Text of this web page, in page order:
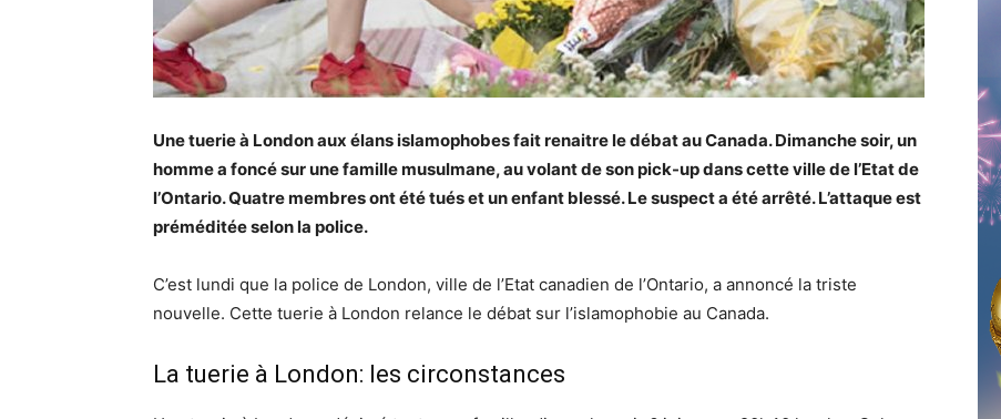
Une tuerie à London aux élans islamophobes fait renaitre le débat au Canada. Dimanche soir, un
homme a foncé sur une famille musulmane, au volant de son pick-up dans cette ville de l’Etat de
l’Ontario. Quatre membres ont été tués et un enfant blessé. Le suspect a été arrêté. L’attaque est
préméditée selon la police.
C’est lundi que la police de London, ville de l’Etat canadien de l’Ontario, a annoncé la triste
nouvelle. Cette tuerie à London relance le débat sur l’islamophobie au Canada.
La tuerie à London: les circonstances